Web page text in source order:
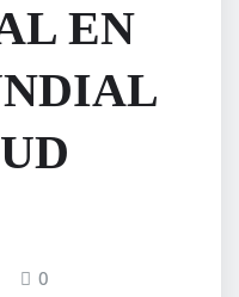
EN
0